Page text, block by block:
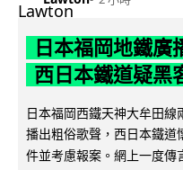
日本福岡地鐵廣
西日本鐵道疑黑
日本福岡西鐵天神大牟田
播出粗俗歌聲，西日本鐵道
件並考慮報案。網上一度傳